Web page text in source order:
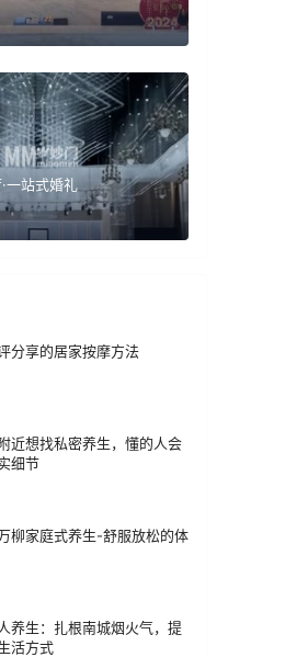
一站式婚礼
分享的居家按摩方法
近想找私密养生，懂的人会
细节
柳家庭式养生-舒服放松的体
养生：扎根南城烟火气，提
活方式